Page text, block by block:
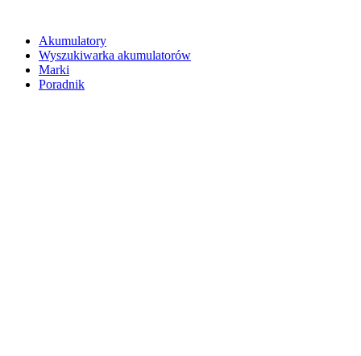
Akumulatory
Wyszukiwarka akumulatorów
Marki
Poradnik